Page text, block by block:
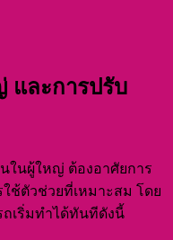
และการปรับ
ในผู้ใหญ่ ต้องอาศัยการ
ช้ตัวช่วยที่เหมาะสม โดย
เริ่มทำได้ทันทีดังนี้